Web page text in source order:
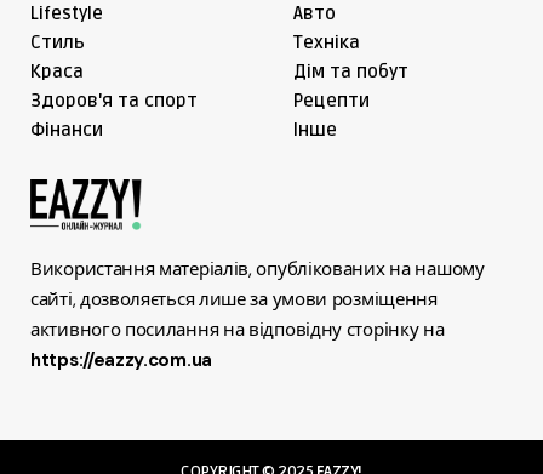
Lifestyle
Cтиль
Краса
Здоров'я та спорт
Фінанси
Авто
Техніка
Дім та побут
Рецепти
Інше
Використання матеріалів, опублікованих на нашому
сайті, дозволяється лише за умови розміщення
активного посилання на відповідну сторінку на
https://eazzy.com.ua